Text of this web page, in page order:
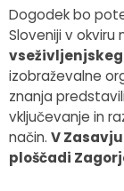
Dogodek bo
Sloveniji v
izobraževalne
znanja
vključevanje in
način. V
ploščadi
Lokalne volitve
Strateški
Katalog